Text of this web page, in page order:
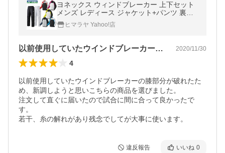
ヨネックス ウィンドブレーカー 上下セット
メンズ レディース ジャケット+パンツ 裏地
付ウィンドウォーマーシャツ 70069 80069
YONEX バドミントンウェア
ヒマラヤ Yahoo!店
以前使用していたウインドブレーカーの膝… 2020/11/30
4
以前使用していたウインドブレーカーの膝部分が破れたた
め、新調しようと思いこちらの商品を選びました。
注文して直ぐに届いたので試合に間に合って良かったで
す。
若干、糸の解れがあり残念でしてが大事に使います。
違反報告 いいね 0